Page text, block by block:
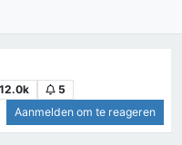
12.0k
5
Aanmelden om te reageren